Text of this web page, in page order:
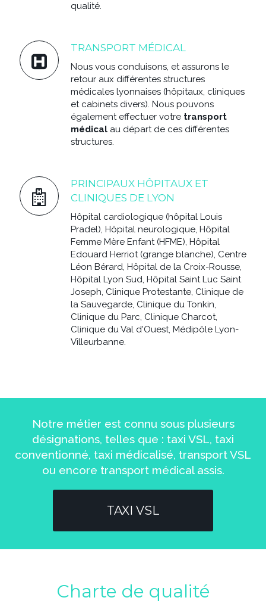
qualité.
TRANSPORT MÉDICAL
Nous vous conduisons, et assurons le
retour aux différentes structures
médicales lyonnaises (hôpitaux, cliniques
et cabinets divers). Nous pouvons
également effectuer votre transport
médicalau départ de ces différentes
structures.
PRINCIPAUX HÔPITAUX ET
CLINIQUES DE LYON
Hôpital cardiologique (hôpital Louis
Pradel), Hôpital neurologique, Hôpital
Femme Mère Enfant (HFME), Hôpital
Edouard Herriot (grange blanche), Centre
Léon Bérard, Hôpital de la Croix-Rousse,
Hôpital Lyon Sud, Hôpital Saint Luc Saint
Joseph, Clinique Protestante, Clinique de
la Sauvegarde, Clinique du Tonkin,
Clinique du Parc, Clinique Charcot,
Clinique du Val d'Ouest, Médipôle Lyon-
Villeurbanne.
Notre métier est connu sous plusieurs
désignations, telles que : taxi VSL, taxi
conventionné, taxi médicalisé, transport VSL
ou encore transport médical assis.
TAXI VSL
Charte de qualité